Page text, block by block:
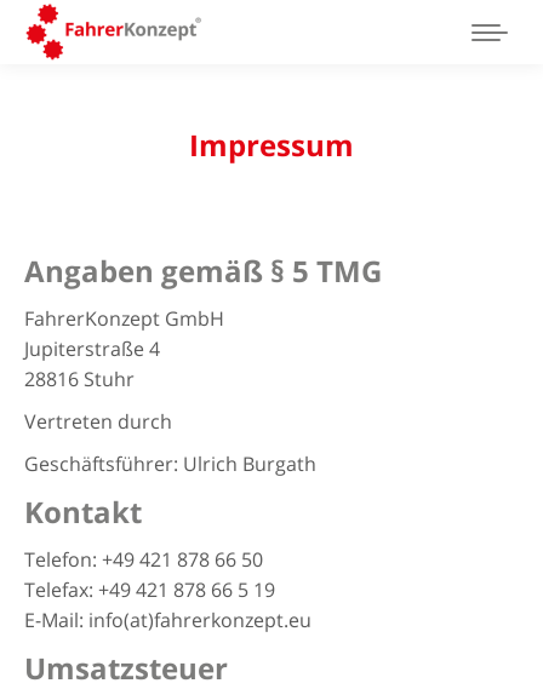
Impressum
Angaben gemäß § 5 TMG
FahrerKonzept GmbH
Jupiterstraße 4
28816 Stuhr
Vertreten durch
Geschäftsführer: Ulrich Burgath
Kontakt
Telefon: +49 421 878 66 50
Telefax: +49 421 878 66 5 19
E-Mail: info(at)fahrerkonzept.eu
Umsatzsteuer